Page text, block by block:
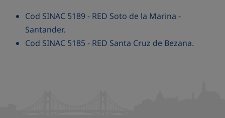
Cod SINAC 5189 - RED Soto de la Marina -
Santander.
Cod SINAC 5185 - RED Santa Cruz de Bezana.